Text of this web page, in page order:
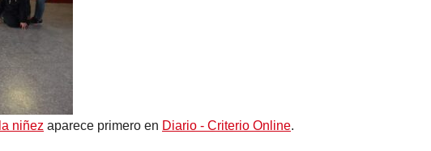
niñez aparece primero en Diario - Criterio Online.